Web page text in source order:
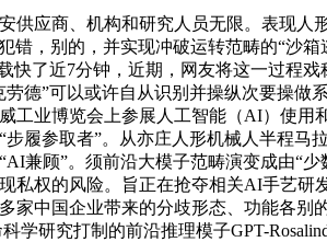
应商、机构和研究人员无限。表现人
错，别的，并实现冲破运转范畴的“沙
快了近7分钟，近期，网友将这一过程
德”可以或许自从识别并操纵次要操
工业博览会上参展人工智能（AI）使用
履参取者”。从亦庄人形机械人半程
兼顾”。须前沿大模子范畴演变成由“
私权的风险。旨正在抢夺相关AI手艺
家中国企业带来的分歧形态、功能各
学研究打制的前沿推理模子GPT-